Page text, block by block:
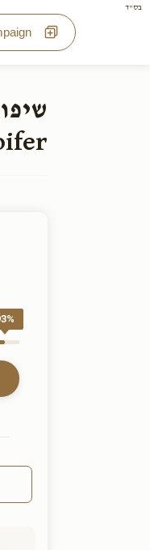
בס"ד